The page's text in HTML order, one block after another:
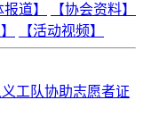
报道】
【协会资料】
【活动视频】
工队协助志愿者证